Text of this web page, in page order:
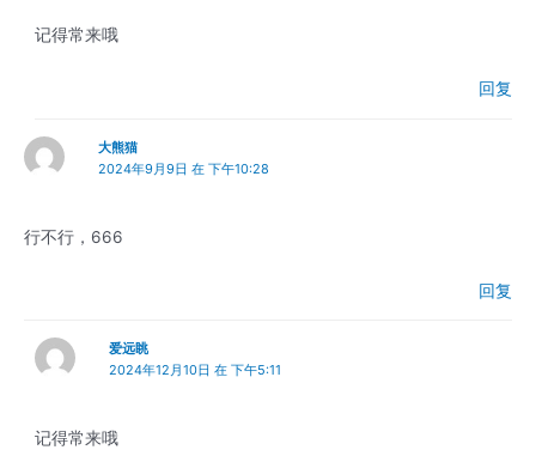
记得常来哦
回复
大熊猫
2024年9月9日 在 下午10:28
行不行，666
回复
爱远眺
2024年12月10日 在 下午5:11
记得常来哦